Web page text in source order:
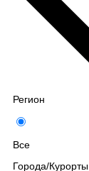
Регион
Все
Города/Курорты